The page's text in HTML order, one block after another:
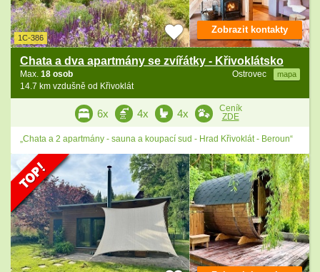
1C-386
Chata a dva apartmány se zvířátky - Křivoklátsko
Ostrovec mapa
Max. 18 osob
14.7 km vzdušně od Křivoklát
Zobrazit kontakty
6x 4x 4x
Ceník
ZDE
„Chata a 2 apartmány - sauna a koupací sud - Hrad Křivoklát - Beroun“